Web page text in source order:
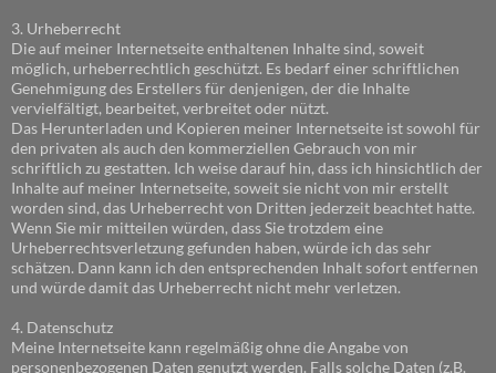
3. Urheberrecht
Die auf meiner Internetseite enthaltenen Inhalte sind, soweit
möglich, urheberrechtlich geschützt. Es bedarf einer schriftlichen
Genehmigung des Erstellers für denjenigen, der die Inhalte
vervielfältigt, bearbeitet, verbreitet oder nützt.
Das Herunterladen und Kopieren meiner Internetseite ist sowohl für
den privaten als auch den kommerziellen Gebrauch von mir
schriftlich zu gestatten. Ich weise darauf hin, dass ich hinsichtlich der
Inhalte auf meiner Internetseite, soweit sie nicht von mir erstellt
worden sind, das Urheberrecht von Dritten jederzeit beachtet hatte.
Wenn Sie mir mitteilen würden, dass Sie trotzdem eine
Urheberrechtsverletzung gefunden haben, würde ich das sehr
schätzen. Dann kann ich den entsprechenden Inhalt sofort entfernen
und würde damit das Urheberrecht nicht mehr verletzen.
4. Datenschutz
Meine Internetseite kann regelmäßig ohne die Angabe von
personenbezogenen Daten genutzt werden. Falls solche Daten (z.B.